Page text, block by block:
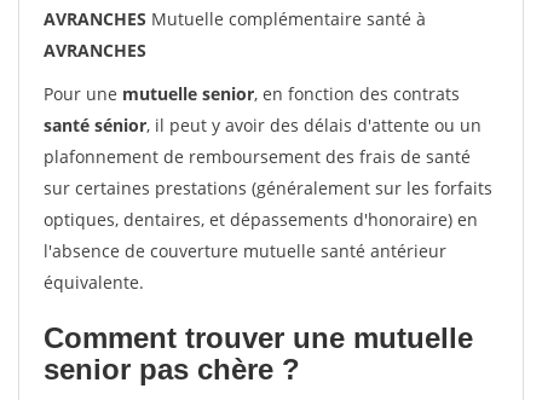
AVRANCHES Mutuelle complémentaire santé à
AVRANCHES
Pour une mutuelle senior, en fonction des contrats
santé sénior, il peut y avoir des délais d'attente ou un
plafonnement de remboursement des frais de santé
sur certaines prestations (généralement sur les forfaits
optiques, dentaires, et dépassements d'honoraire) en
l'absence de couverture mutuelle santé antérieur
équivalente.
Comment trouver une mutuelle
senior pas chère ?